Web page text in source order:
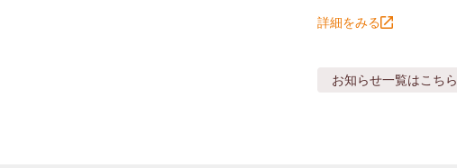
詳細をみる
お知らせ一覧はこちら